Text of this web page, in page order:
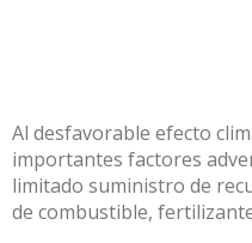
Al desfavorable efecto
importantes factores
limitado suministro de
de combustible,